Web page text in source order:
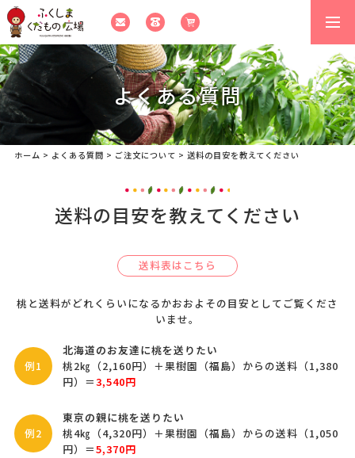
よくある質問
ホーム > よくある質問 > ご注文について > 送料の目安を教えてください
送料の目安を教えてください
送料表はこちら
桃と送料がどれくらいになるかおおよその目安としてご覧くださ
いませ。
例1
北海道のお友達に桃を送りたい
桃2㎏（2,160円）＋果樹園（福島）からの送料（1,380
円）＝3,540円
例2
東京の親に桃を送りたい
桃4㎏（4,320円）＋果樹園（福島）からの送料（1,050
円）＝5,370円